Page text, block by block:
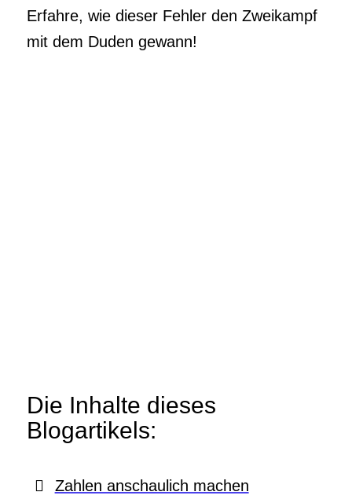
Erfahre, wie dieser Fehler den Zweikampf
mit dem Duden gewann!
Die Inhalte dieses
Blogartikels:
Zahlen anschaulich machen